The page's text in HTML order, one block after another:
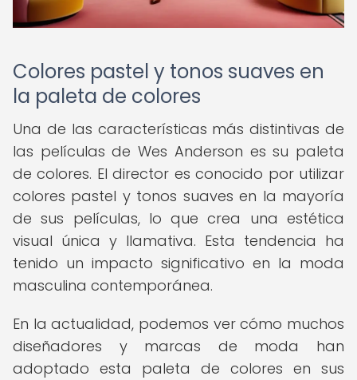
Colores pastel y tonos suaves en
la paleta de colores
Una de las características más distintivas de
las películas de Wes Anderson es su paleta
de colores. El director es conocido por utilizar
colores pastel y tonos suaves en la mayoría
de sus películas, lo que crea una estética
visual única y llamativa. Esta tendencia ha
tenido un impacto significativo en la moda
masculina contemporánea.
En la actualidad, podemos ver cómo muchos
diseñadores y marcas de moda han
adoptado esta paleta de colores en sus